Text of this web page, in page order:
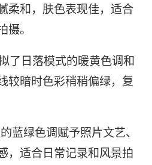
柔和，肤色表现佳，适合
。
了日落模式的暖黄色调和
较暗时色彩稍稍偏绿，复
蓝绿色调赋予照片文艺、
，适合日常记录和风景拍